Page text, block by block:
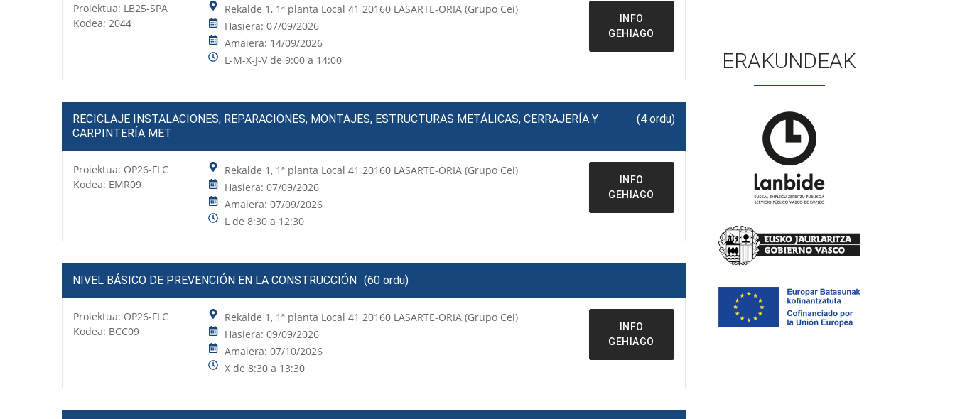
Proiektua: LB25-SPA
Kodea: 2044
Rekalde 1, 1ª planta Local 41 20160 LASARTE-ORIA (Grupo Cei)
Hasiera: 07/09/2026
Amaiera: 14/09/2026
L-M-X-J-V de 9:00 a 14:00
INFO
GEHIAGO
RECICLAJE INSTALACIONES, REPARACIONES, MONTAJES, ESTRUCTURAS METÁLICAS, CERRAJERÍA Y
CARPINTERÍA MET
(4 ordu)
Proiektua: OP26-FLC
Kodea: EMR09
Rekalde 1, 1ª planta Local 41 20160 LASARTE-ORIA (Grupo Cei)
Hasiera: 07/09/2026
Amaiera: 07/09/2026
L de 8:30 a 12:30
INFO
GEHIAGO
NIVEL BÁSICO DE PREVENCIÓN EN LA CONSTRUCCIÓN (60 ordu)
Proiektua: OP26-FLC
Kodea: BCC09
Rekalde 1, 1ª planta Local 41 20160 LASARTE-ORIA (Grupo Cei)
Hasiera: 09/09/2026
Amaiera: 07/10/2026
X de 8:30 a 13:30
INFO
GEHIAGO
ERAKUNDEAK